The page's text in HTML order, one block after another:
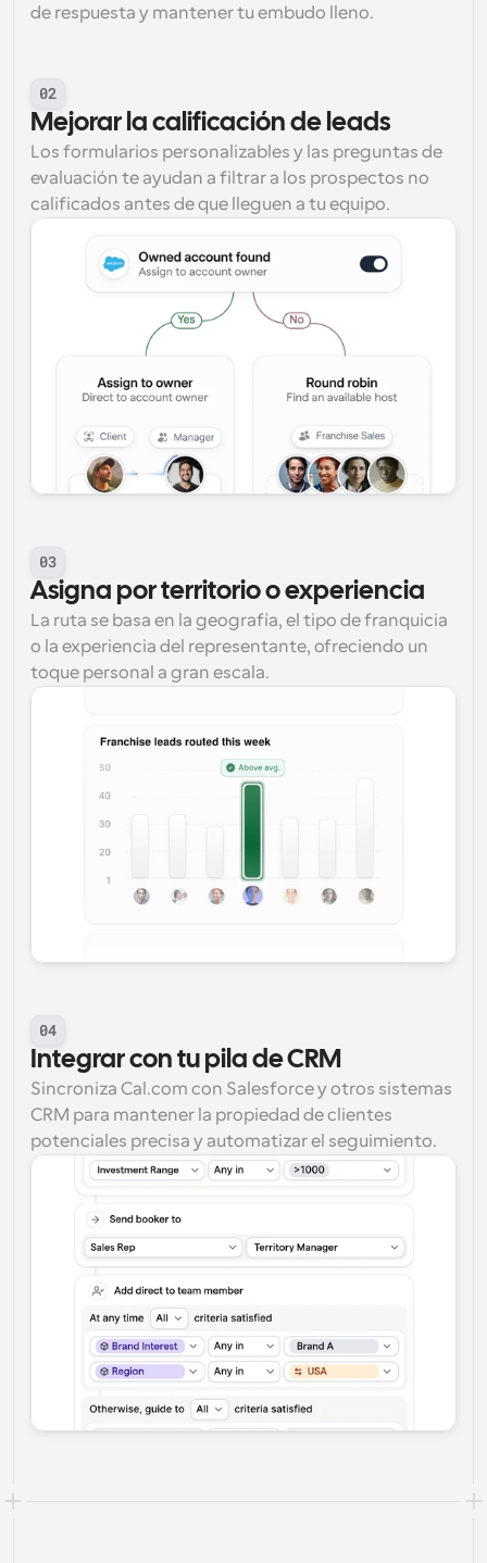
de respuesta y mantener tu embudo lleno.
02
Mejorar la calificación de leads
Los formularios personalizables y las preguntas de
evaluación te ayudan a filtrar a los prospectos no
calificados antes de que lleguen a tu equipo.
03
Asigna por territorio o experiencia
La ruta se basa en la geografía, el tipo de franquicia
o la experiencia del representante, ofreciendo un
toque personal a gran escala.
04
Integrar con tu pila de CRM
Sincroniza Cal.com con Salesforce y otros sistemas
CRM para mantener la propiedad de clientes
potenciales precisa y automatizar el seguimiento.